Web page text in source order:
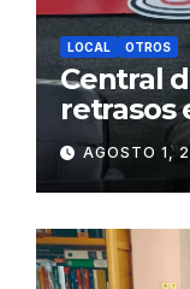
LOCAL OTROS
Central
retrasos
de Agua
Juliaca
AGOSTO 1,